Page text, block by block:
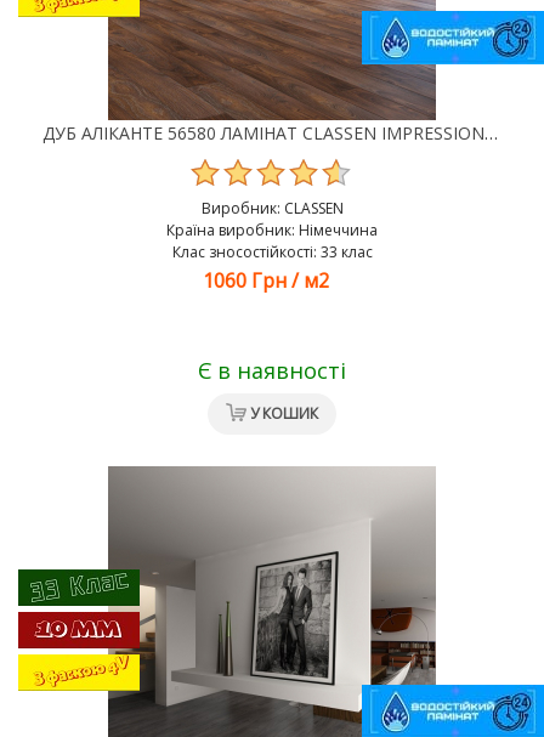
ДУБ АЛІКАНТЕ 56580 ЛАМІНАТ CLASSEN IMPRESSION 4V WR
Виробник: CLASSEN
Країна виробник: Німеччина
Клас зносостійкості: 33 клас
1060 Грн/м2
Є в наявності
У КОШИК